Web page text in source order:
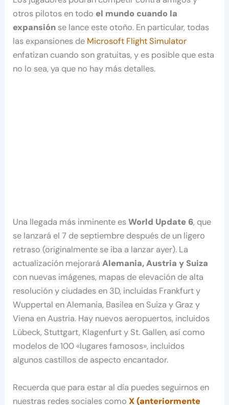
otros pilotos en todo el mundo cuando la
expansión se lance este otoño. En particular, todas
las expansiones de Microsoft Flight Simulator
enfatizan cuando son gratuitas, y es posible que esta
no lo sea, ya que no hay más detalles.
Una llegada más inminente esWorld Update 6, que
se lanzará el 7 de septiembre después de un ligero
retraso (originalmente se iba a lanzar ayer). La
actualización mejorará Alemania, Austria y Suiza
con nuevas imágenes, mapas de elevación de alta
resolución y ciudades en 3D, incluidas Frankfurt y
Wuppertal en Alemania, Basilea en Suiza y Graz y
Viena en Austria. Hay nuevos aeropuertos, incluidos
Lübeck, Stuttgart, Klagenfurt y St. Gallen, así como
modelos de 100 «lugares famosos», incluidos
algunos castillos de aspecto encantador.
Recuerda que para estar al día puedes seguirnos en
nuestras redes sociales comoX (anteriormente